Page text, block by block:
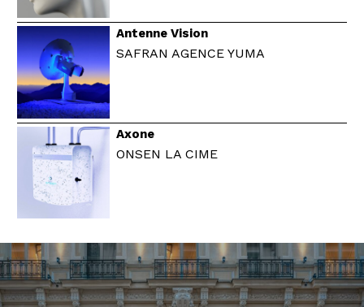
Antenne Vision
SAFRAN AGENCE YUMA
Axone
ONSEN LA CIME